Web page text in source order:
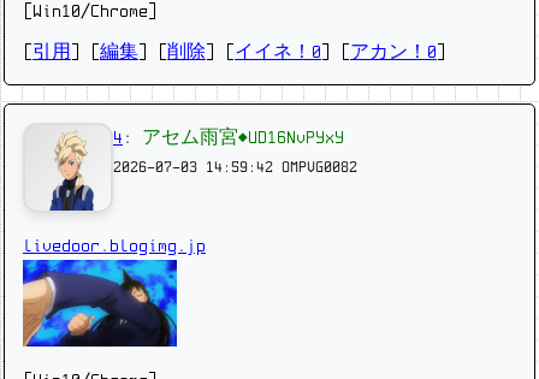
[Win10/Chrome]
引用 編集 削除 イイネ！0 アカン！0
4 : アセム雨宮◆UD16NvPYxY
2026-07-03 14:59:42 OMPVG0082
livedoor.blogimg.jp